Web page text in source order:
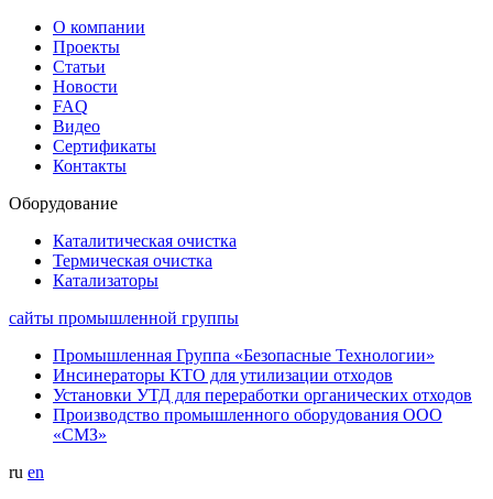
О компании
Проекты
Статьи
Новости
FAQ
Видео
Сертификаты
Контакты
Оборудование
Каталитическая очистка
Термическая очистка
Катализаторы
сайты промышленной группы
Промышленная Группа «Безопасные Технологии»
Инсинераторы КТО для утилизации отходов
Установки УТД для переработки органических отходов
Производство промышленного оборудования ООО
«СМЗ»
ru en